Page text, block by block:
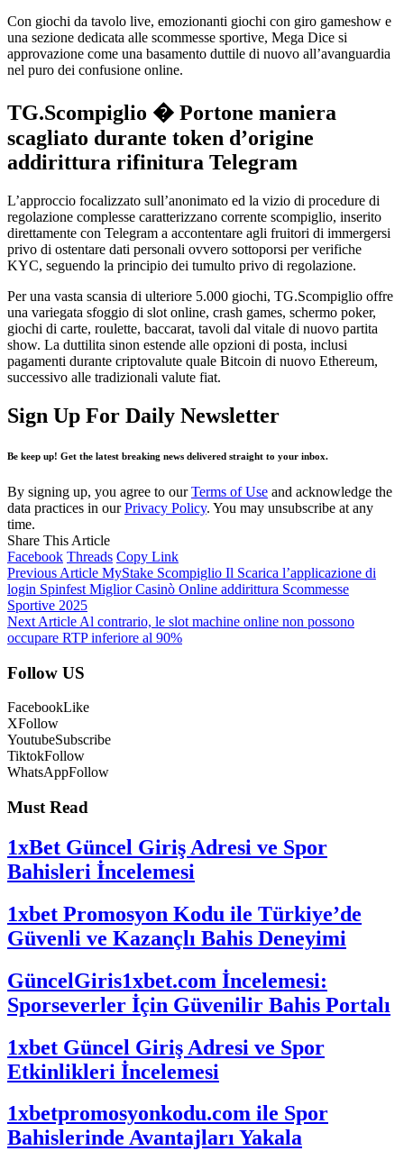
Con giochi da tavolo live, emozionanti giochi con giro gameshow e
una sezione dedicata alle scommesse sportive, Mega Dice si
approvazione come una basamento duttile di nuovo all’avanguardia
nel puro dei confusione online.
TG.Scompiglio � Portone maniera
scagliato durante token d’origine
addirittura rifinitura Telegram
L’approccio focalizzato sull’anonimato ed la vizio di procedure di
regolazione complesse caratterizzano corrente scompiglio, inserito
direttamente con Telegram a accontentare agli fruitori di immergersi
privo di ostentare dati personali ovvero sottoporsi per verifiche
KYC, seguendo la principio dei tumulto privo di regolazione.
Per una vasta scansia di ulteriore 5.000 giochi, TG.Scompiglio offre
una variegata sfoggio di slot online, crash games, schermo poker,
giochi di carte, roulette, baccarat, tavoli dal vitale di nuovo partita
show. La duttilita sinon estende alle opzioni di posta, inclusi
pagamenti durante criptovalute quale Bitcoin di nuovo Ethereum,
successivo alle tradizionali valute fiat.
Sign Up For Daily Newsletter
Be keep up! Get the latest breaking news delivered straight to your inbox.
By signing up, you agree to ourTerms of Use and acknowledge the
data practices in ourPrivacy Policy. You may unsubscribe at any
time.
Share This Article
Facebook Threads Copy Link
Previous Article MyStake Scompiglio Il Scarica l’applicazione di
login Spinfest Miglior Casinò Online addirittura Scommesse
Sportive 2025
Next Article Al contrario, le slot machine online non possono
occupare RTP inferiore al 90%
Follow US
FacebookLike
XFollow
YoutubeSubscribe
TiktokFollow
WhatsAppFollow
Must Read
1xBet Güncel Giriş Adresi ve Spor
Bahisleri İncelemesi
1xbet Promosyon Kodu ile Türkiye’de
Güvenli ve Kazançlı Bahis Deneyimi
GüncelGiris1xbet.com İncelemesi:
Sporseverler İçin Güvenilir Bahis Portalı
1xbet Güncel Giriş Adresi ve Spor
Etkinlikleri İncelemesi
1xbetpromosyonkodu.com ile Spor
Bahislerinde Avantajları Yakala